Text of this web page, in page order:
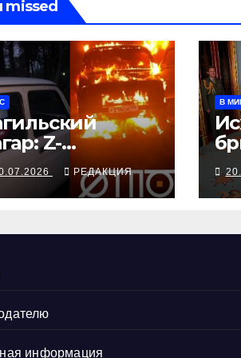
missed
Z-
на
сталаРЕДАКЦИЯ
В
информация